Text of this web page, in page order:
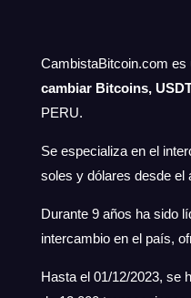
CambistaBitcoin.com es
cambiar Bitcoins,
PERU.
Se especializa en el
soles y dólares desde el
Durante 9 años ha sido
intercambio en el país,
Hasta el 01/12/2023, se